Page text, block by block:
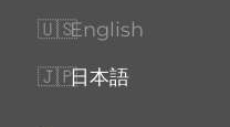
English
日本語